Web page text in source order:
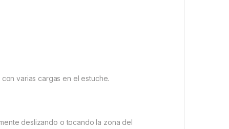
varias cargas en el estuche.
deslizando o tocando la zona del